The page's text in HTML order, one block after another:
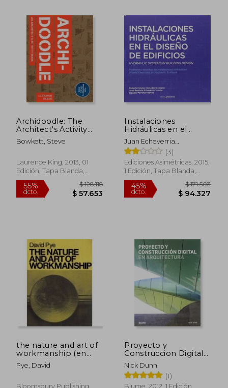
55%
dcto. $ 115.476
55%
dcto.
55%
dcto.
$ 144.075 55%
dcto. $
Archidoodle: The
Architect's Activity
Book (en Inglés)
Bowkett, Steve
Laurence King, 2013, 01
Edición, Tapa Blanda,
Nuevo
Instalaciones
Hidráulicas en el
Diseño de Edificios.
Hydraulic Systems in
Building Design
Juan Echeverria
Trueba,Roberto Alonso
González Lezcano,Claudia
Morollón Ronda
(3)
Ediciones Asimétricas, 2015,
1 Edición, Tapa Blanda,
Nuevo
the nature and art of
workmanship (en
Inglés)
Pye, David
Bloomsbury Publishing,
Proyecto y
Construccion Digital
en Arquitectura
Nick Dunn
(1)
Blume, 2012, 1 Edición,